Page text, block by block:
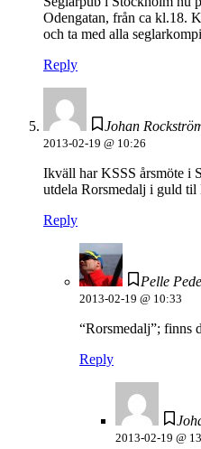
Odengatan, från ca kl.18.
och ta med alla
Reply
Johan
2013-02-19 @ 10:26
Ikväll har KSSS årsmöte i
utdela Rorsmedalj i guld til
Reply
Pelle
2013-02-19 @ 10:33
“Rorsmedalj”; finns
Reply
2013-02-19 @